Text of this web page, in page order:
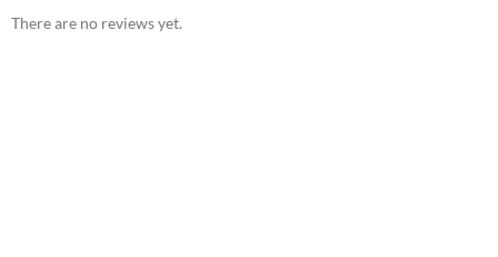
There are no reviews yet.